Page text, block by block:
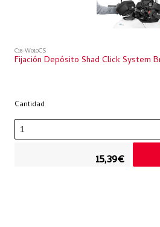
C18-W010CS
Fijación Depósito Shad Click System
Cantidad
15,39€